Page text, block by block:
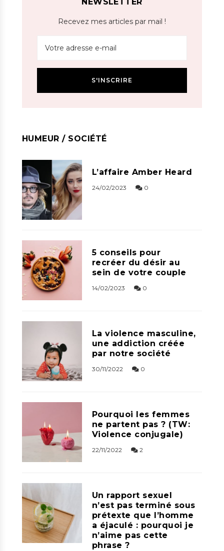
Recevez mes articles par mail !
HUMEUR / SOCIÉTÉ
L’affaire Amber Heard
24/02/2023 0
5 conseils pour
recréer du désir au
sein de votre couple
14/02/2023 0
La violence masculine,
une addiction créée
par notre société
30/11/2022 0
Pourquoi les femmes
ne partent pas ? (TW:
Violence conjugale)
22/11/2022 2
Un rapport sexuel
n’est pas terminé sous
prétexte que l’homme
a éjaculé : pourquoi je
n’aime pas cette
phrase ?